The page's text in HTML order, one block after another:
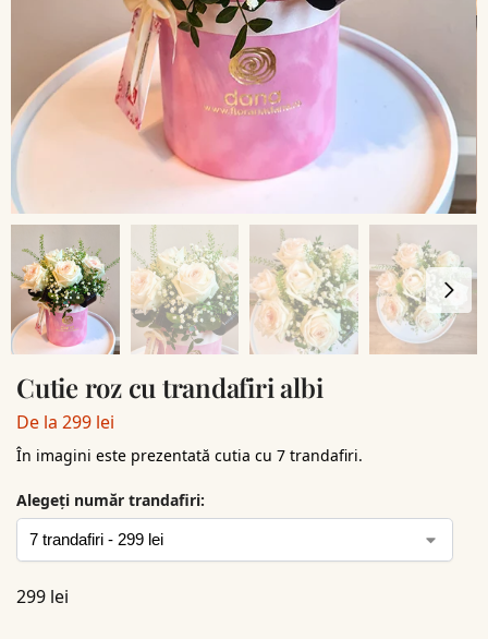
Cutie roz cu trandafiri albi
De la 299 lei
În imagini este prezentată cutia cu 7 trandafiri.
Alegeți număr trandafiri:
299 lei